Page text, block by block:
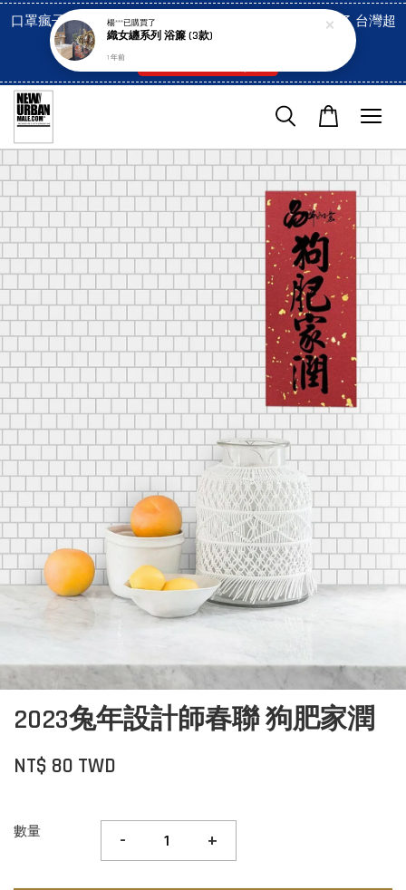
口罩瘋子官網, 放心訂購! 香港澳門信用卡付費已經開啓了 台灣超
市貨到付款也是!
2023兔年設計師春聯 狗肥家潤
NT$ 80 TWD
數量 - +
楊***已購買了
織女纏系列 浴簾 (3款)
1 年前